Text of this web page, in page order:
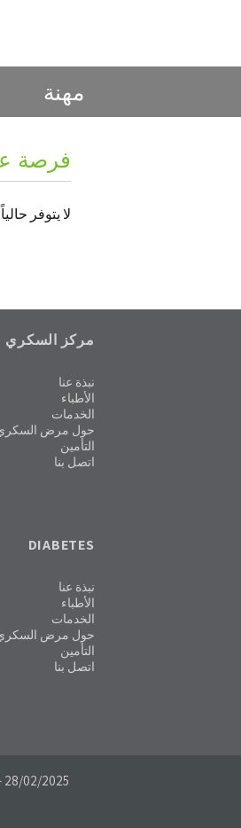
مهنة
فرصة
لا يتوفر
مركز السكري
نبذة عنا
الأطباء
الخدمات
حول مرض
التأمين
اتصل بنا
DIABETES
نبذة عنا
الأطباء
الخدمات
حول مرض
التأمين
اتصل بنا
28/02/2025